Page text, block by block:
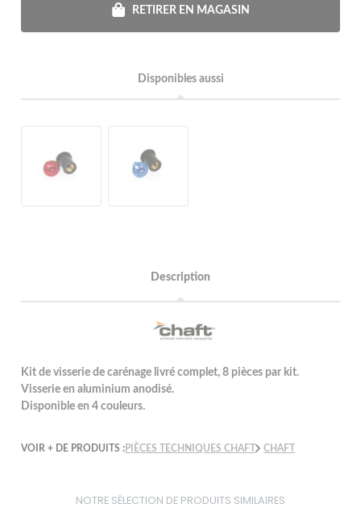
RETIRER EN MAGASIN
Disponibles aussi
Description
Kit de visserie de carénage livré complet, 8 pièces par kit.
Visserie en aluminium anodisé.
Disponible en 4 couleurs.
VOIR + DE PRODUITS :PIÈCES TECHNIQUES CHAFT CHAFT
NOTRE SÉLECTION DE PRODUITS SIMILAIRES